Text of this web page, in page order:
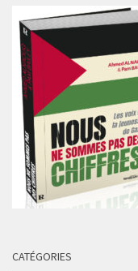
CATÉGORIES